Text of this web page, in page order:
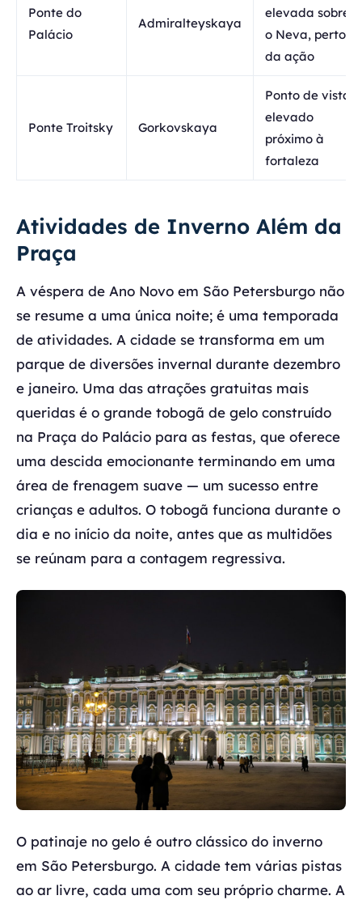
Ponte do
Palácio
Admiralteyskaya
elevada sobre
o Neva, perto
da ação
Ponte Troitsky Gorkovskaya
Ponto de vista
elevado
próximo à
fortaleza
Atividades de Inverno Além da
Praça
A véspera de Ano Novo em São Petersburgo não
se resume a uma única noite; é uma temporada
de atividades. A cidade se transforma em um
parque de diversões invernal durante dezembro
e janeiro. Uma das atrações gratuitas mais
queridas é o grande tobogã de gelo construído
na Praça do Palácio para as festas, que oferece
uma descida emocionante terminando em uma
área de frenagem suave — um sucesso entre
crianças e adultos. O tobogã funciona durante o
dia e no início da noite, antes que as multidões
se reúnam para a contagem regressiva.
O patinaje no gelo é outro clássico do inverno
em São Petersburgo. A cidade tem várias pistas
ao ar livre, cada uma com seu próprio charme. A